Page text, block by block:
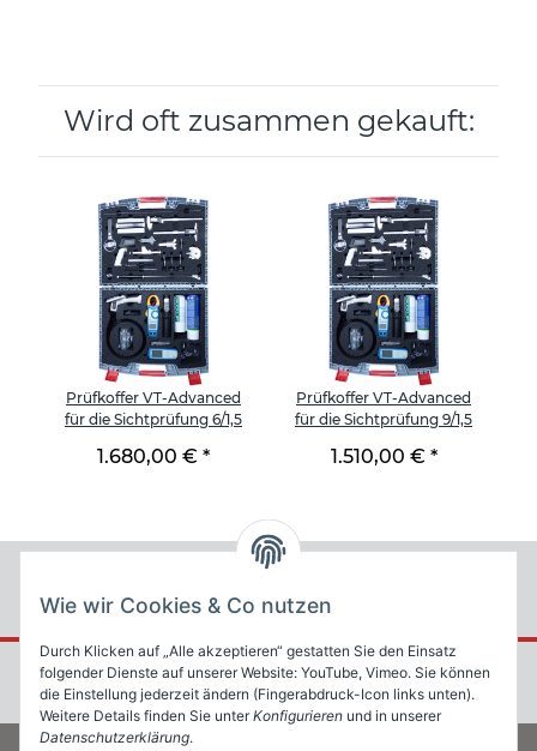
Wird oft zusammen gekauft:
Prüfkoffer VT-Advanced
für die Sichtprüfung 6/1,5
1.680,00 € *
Prüfkoffer VT-Advanced
für die Sichtprüfung 9/1,5
1.510,00 € *
Wie wir Cookies & Co nutzen
Durch Klicken auf „Alle akzeptieren“ gestatten Sie den Einsatz
folgender Dienste auf unserer Website: YouTube, Vimeo. Sie können
die Einstellung jederzeit ändern (Fingerabdruck-Icon links unten).
Weitere Details finden Sie unterKonfigurieren und in unserer
Datenschutzerklärung.